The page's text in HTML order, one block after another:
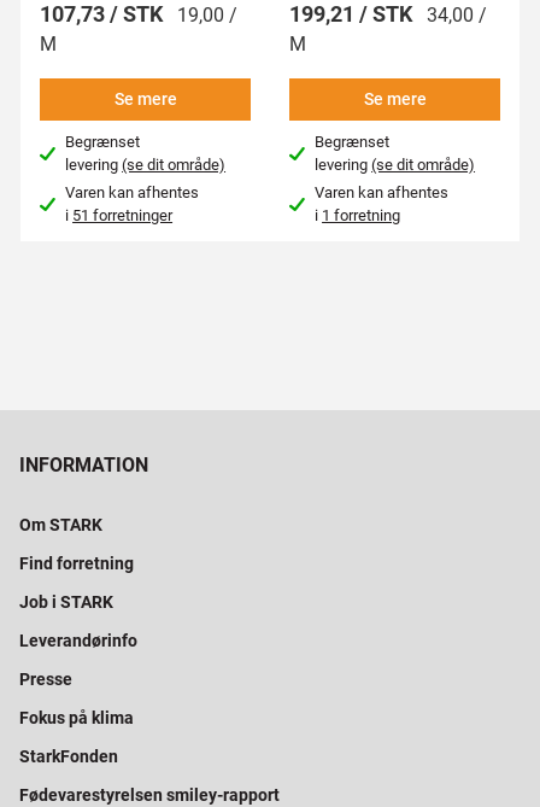
107,73 / STK
19,00 /
M
Se mere
Begrænset
levering(se dit område)
Varen kan afhentes
i 51 forretninger
199,21 / STK 34,00 /
M
Se mere
Begrænset
levering(se dit område)
Varen kan afhentes
i 1 forretning
INFORMATION
Om STARK
Find forretning
Job i STARK
Leverandørinfo
Presse
Fokus på klima
StarkFonden
Fødevarestyrelsen smiley-rapport